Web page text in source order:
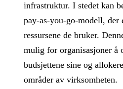
infrastruktur. I stedet kan
pay-as-you-go-modell, der
ressursene de bruker.
mulig for organisasjoner å
budsjettene sine og
områder av virksomheten.